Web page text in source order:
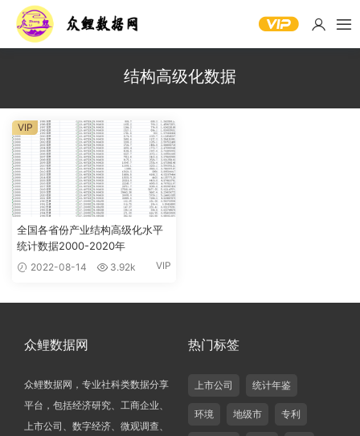
结构高级化数据
全国各省份产业结构高级化水平
统计数据2000-2020年
2022-08-14 3.92k VIP
VIP
众鲤数据网
众鲤数据网，专业社科类数据分享
平台，包括经济研究、工商企业、
上市公司、数字经济、微观调查、
热门标签
上市公司 统计年鉴
环境 地级市 专利